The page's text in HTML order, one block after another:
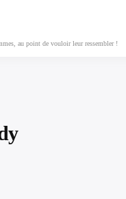
au point de vouloir leur ressembler !